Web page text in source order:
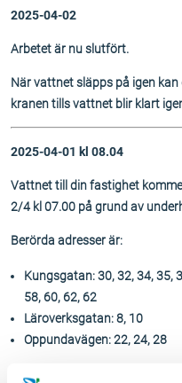
2025-04-02
Arbetet är nu slutfört.
När vattnet släpps på igen
kranen tills vattnet blir klart
2025-04-01 kl 08.04
Vattnet till din fastighet
2/4 kl 07.00 på grund av
Berörda adresser är:
Kungsgatan: 30, 32, 34, 35,
58, 60, 62, 62
Läroverksgatan: 8, 10
Oppundavägen: 22, 24, 28
Beräknad sluttid: 8.30.